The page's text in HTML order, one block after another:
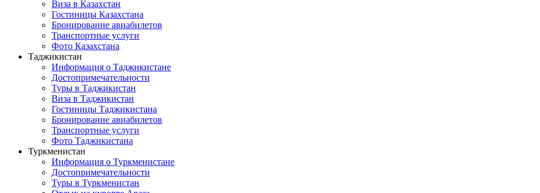
Виза в Казахстан
Гостиницы Казахстана
Бронирование авиабилетов
Транспортные услуги
Фото Казахстана
Таджикистан
Информация о Таджикистане
Достопримечательности
Туры в Таджикистан
Виза в Таджикистан
Гостиницы Таджикистана
Бронирование авиабилетов
Транспортные услуги
Фото Таджикистана
Туркменистан
Информация о Туркменистане
Достопримечательности
Туры в Туркменистан